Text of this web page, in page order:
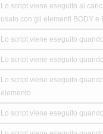
Lo script viene eseguito al
usato con gli elementi BODY e
Lo script viene eseguito
Lo script viene eseguito
Lo script viene eseguito
elemento
Lo script viene eseguito